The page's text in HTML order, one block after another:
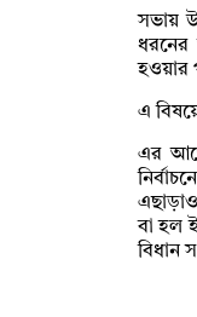
সভায়
ধরনের
হওয়ার
এ
এর
বা হল
বিধান